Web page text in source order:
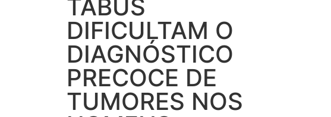
TABUS
DIFICULTAM O
DIAGNÓSTICO
PRECOCE DE
TUMORES NOS